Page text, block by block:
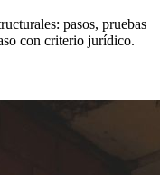
pasos, pruebas
con criterio jurídico.